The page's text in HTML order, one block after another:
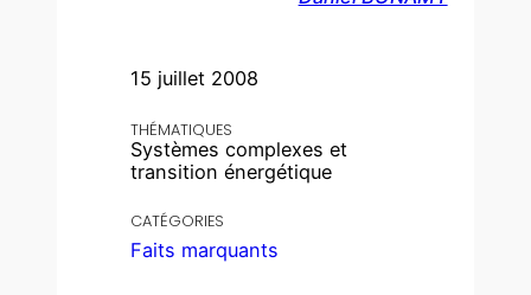
15 juillet 2008
THÉMATIQUES
Systèmes complexes et
transition énergétique
CATÉGORIES
Faits marquants